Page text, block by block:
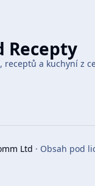
menu
Recepty
receptů a kuchyní z
Ltd · Obsah pod